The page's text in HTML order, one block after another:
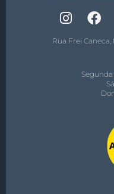
Rua Frei
Segunda